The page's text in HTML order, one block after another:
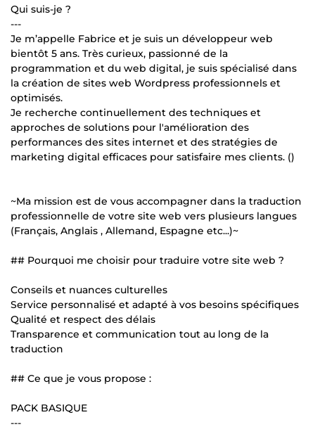
Qui suis-je ?
---
Je m’appelle Fabrice et je suis un développeur web
bientôt 5 ans. Très curieux, passionné de la
programmation et du web digital, je suis spécialisé dans
la création de sites web Wordpress professionnels et
optimisés.
Je recherche continuellement des techniques et
approches de solutions pour l'amélioration des
performances des sites internet et des stratégies de
marketing digital efficaces pour satisfaire mes clients. ()
~Ma mission est de vous accompagner dans la traduction
professionnelle de votre site web vers plusieurs langues
(Français, Anglais , Allemand, Espagne etc...)~
## Pourquoi me choisir pour traduire votre site web ?
Conseils et nuances culturelles
Service personnalisé et adapté à vos besoins spécifiques
Qualité et respect des délais
Transparence et communication tout au long de la
traduction
## Ce que je vous propose :
PACK BASIQUE
---